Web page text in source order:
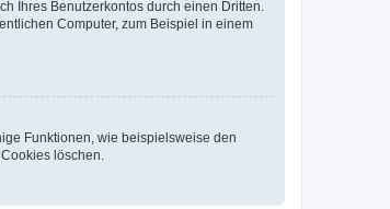
Ihres Benutzerkontos durch einen Dritten.
Computer, zum Beispiel in einem
Funktionen, wie beispielsweise den
löschen.